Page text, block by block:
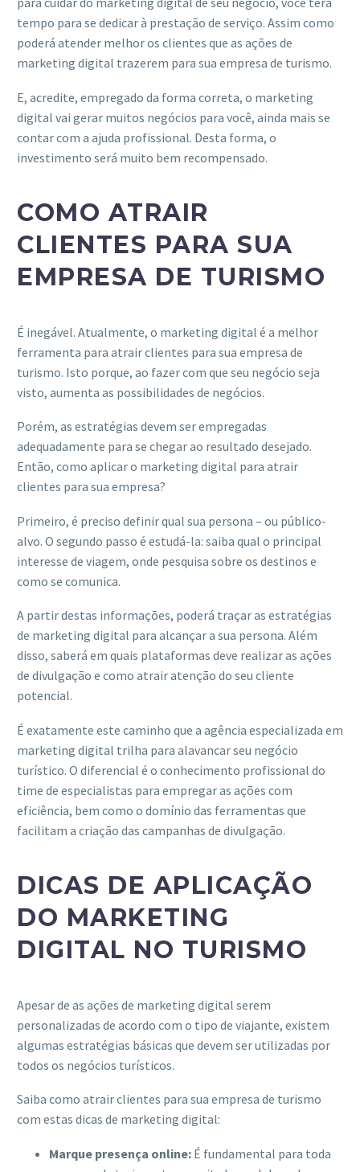
tempo para se dedicar à prestação de serviço. Assim como
poderá atender melhor os clientes que as ações de
marketing digital trazerem para sua empresa de turismo.
E, acredite, empregado da forma correta, o marketing
digital vai gerar muitos negócios para você, ainda mais se
contar com a ajuda profissional. Desta forma, o
investimento será muito bem recompensado.
COMO ATRAIR
CLIENTES PARA SUA
EMPRESA DE TURISMO
É inegável. Atualmente, o marketing digital é a melhor
ferramenta para atrair clientes para sua empresa de
turismo. Isto porque, ao fazer com que seu negócio seja
visto, aumenta as possibilidades de negócios.
Porém, as estratégias devem ser empregadas
adequadamente para se chegar ao resultado desejado.
Então, como aplicar o marketing digital para atrair
clientes para sua empresa?
Primeiro, é preciso definir qual sua persona – ou público-
alvo. O segundo passo é estudá-la: saiba qual o principal
interesse de viagem, onde pesquisa sobre os destinos e
como se comunica.
A partir destas informações, poderá traçar as estratégias
de marketing digital para alcançar a sua persona. Além
disso, saberá em quais plataformas deve realizar as ações
de divulgação e como atrair atenção do seu cliente
potencial.
É exatamente este caminho que a agência especializada em
marketing digital trilha para alavancar seu negócio
turístico. O diferencial é o conhecimento profissional do
time de especialistas para empregar as ações com
eficiência, bem como o domínio das ferramentas que
facilitam a criação das campanhas de divulgação.
DICAS DE APLICAÇÃO
DO MARKETING
DIGITAL NO TURISMO
Apesar de as ações de marketing digital serem
personalizadas de acordo com o tipo de viajante, existem
algumas estratégias básicas que devem ser utilizadas por
todos os negócios turísticos.
Saiba como atrair clientes para sua empresa de turismo
com estas dicas de marketing digital:
Marque presença online: É fundamental para toda